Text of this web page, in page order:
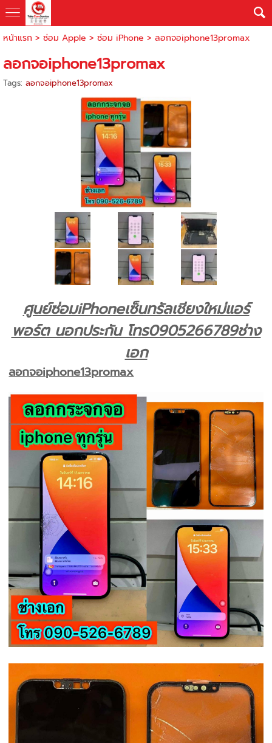
หน้าแรก > ซ่อม Apple > ซ่อม iPhone > ลอกจอiphone13promax
ลอกจอiphone13promax
Tags: ลอกจอiphone13promax
ศูนย์ซ่อมiPhoneเซ็นทรัลเชียงใหม่แอร์
พอร์ต นอกประกัน โทร0905266789ช่าง
เอก
ลอกจอiphone13promax